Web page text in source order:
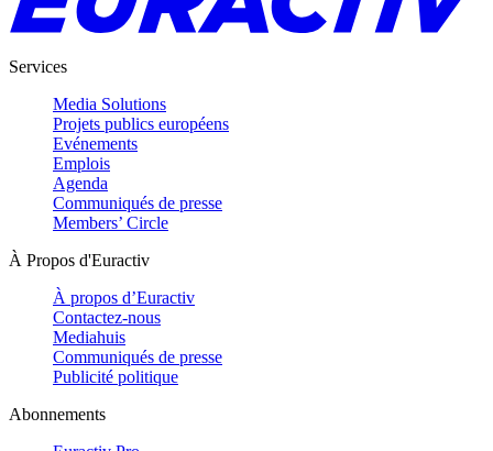
Services
Media Solutions
Projets publics européens
Evénements
Emplois
Agenda
Communiqués de presse
Members’ Circle
À Propos d'Euractiv
À propos d’Euractiv
Contactez-nous
Mediahuis
Communiqués de presse
Publicité politique
Abonnements